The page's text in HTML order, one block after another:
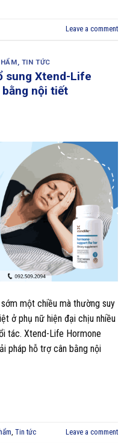
Leave a comment
, TIN TỨC
sung Xtend-Life
nội tiết
một chiều mà thường suy
ở phụ nữ hiện đại chịu nhiều
tác. Xtend-Life Hormone
pháp hỗ trợ cân bằng nội
Tin tức Leave a comment